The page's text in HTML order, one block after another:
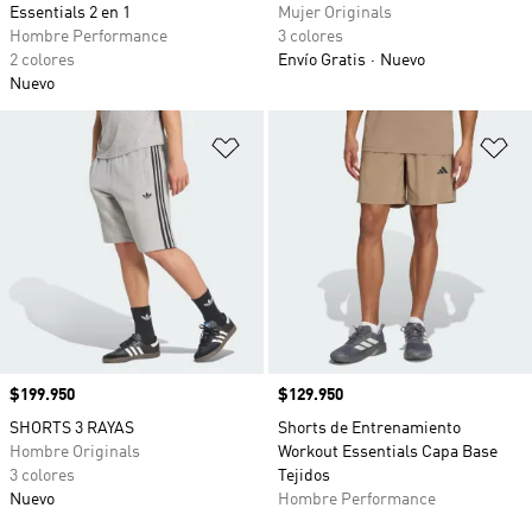
Essentials 2 en 1
Hombre Performance
2 colores
Nuevo
Mujer Originals
3 colores
Envío Gratis
Nuevo
Añadir a la lista de deseos
Precio
$199.950
SHORTS 3 RAYAS
Hombre Originals
3 colores
Nuevo
Precio
$129.950
Shorts de Entrenamiento
Workout Essentials Capa Base
Tejidos
Hombre Performance